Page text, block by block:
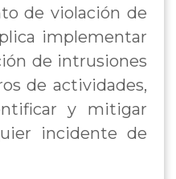
de violación de
implementar
de intrusiones
de actividades,
y mitigar
incidente de